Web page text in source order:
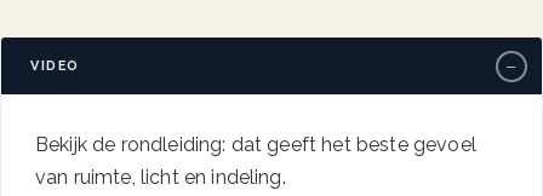
VIDEO −
Bekijk de rondleiding: dat geeft het beste gevoel
van ruimte, licht en indeling.